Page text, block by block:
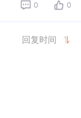
0 0
回复时间